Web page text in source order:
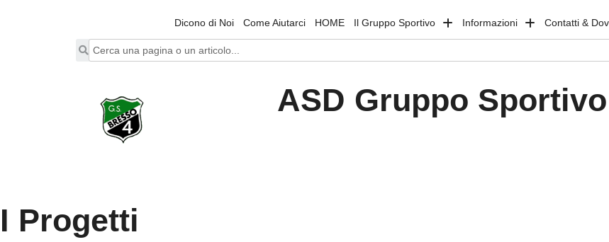
Dicono di Noi Come Aiutarci HOME Il Gruppo Sportivo Informazioni Contatti &
ASD Gruppo
I Progetti